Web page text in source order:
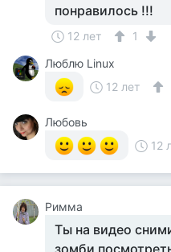
понравилось !!!
12 лет
1
Люблю Linux
12 лет
Любовь
12
Римма
Ты на видео
зомби